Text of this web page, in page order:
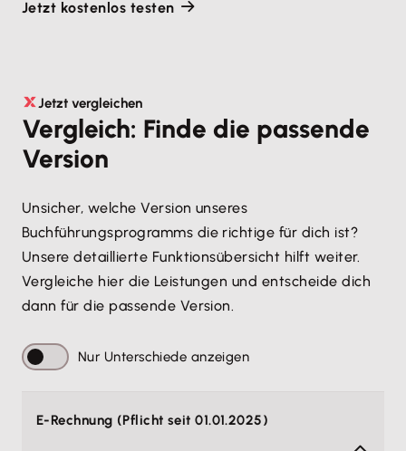
Jetzt kostenlos testen
Jetzt vergleichen
Vergleich: Finde die passende
Version
Unsicher, welche Version unseres
Buchführungsprogramms die richtige für dich ist?
Unsere detaillierte Funktionsübersicht hilft weiter.
Vergleiche hier die Leistungen und entscheide dich
dann für die passende Version.
Nur Unterschiede anzeigen
E-Rechnung (Pflicht seit 01.01.2025)